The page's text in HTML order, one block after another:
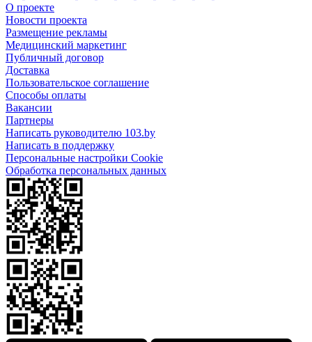
О проекте
Новости проекта
Размещение рекламы
Медицинский маркетинг
Публичный договор
Доставка
Пользовательское соглашение
Способы оплаты
Вакансии
Партнеры
Написать руководителю 103.by
Написать в поддержку
Персональные настройки Cookie
Обработка персональных данных